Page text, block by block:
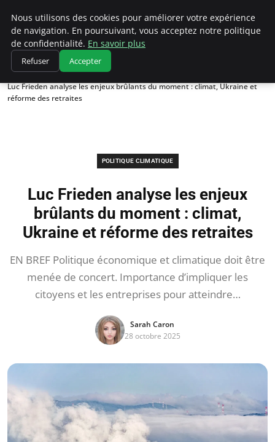
Climatedebtagents
Accueil
Politique climatique
Luc Frieden analyse les enjeux brûlants du moment : climat, Ukraine et
réforme des retraites
POLITIQUE CLIMATIQUE
Luc Frieden analyse les enjeux
brûlants du moment : climat,
Ukraine et réforme des retraites
EN BREF Politique économique et climatique doit être
menée de concert. Importance d’impliquer les
citoyens et les entreprises pour atteindre…
Sarah Caron
28 octobre 2025
Nous utilisons des cookies pour améliorer votre expérience
de navigation. En poursuivant, vous acceptez notre politique
de confidentialité. En savoir plus
Refuser Accepter